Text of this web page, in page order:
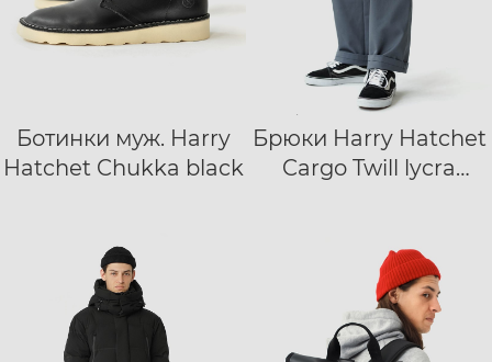
Ботинки муж. Harry
Hatchet Chukka black
40 41
42
43
44 45 46
Брюки Harry Hatchet
Cargo Twill lycra
XS S M
L
XL
XXL XXXL